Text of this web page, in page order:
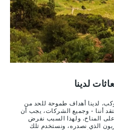
لدينا
لدينا أهداف طموحة للحد من
أننا - وجميع الشركات، يجب أن
المناخ. ولهذا السبب نفرض
الذي نصدره، ونستخدم تلك